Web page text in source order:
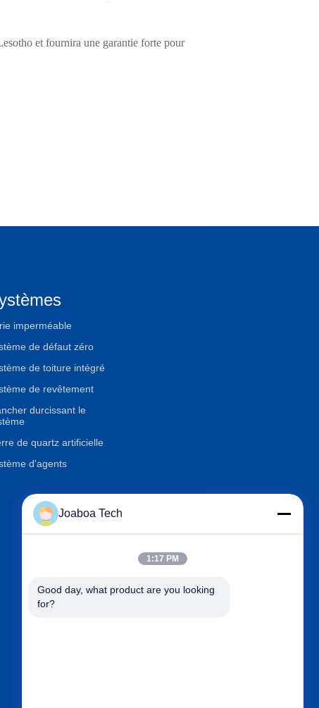
et fournira une garantie forte pour
imperméable
de défaut zéro
de toiture intégré
de revêtement
durcissant le
de quartz artificielle
d'agents
Contactez-nous
+86-0755-33052250
Email international@zhuobao.com
Adresse
Joaboa Tech
1:17 PM
Good day, what product are you looking
for?